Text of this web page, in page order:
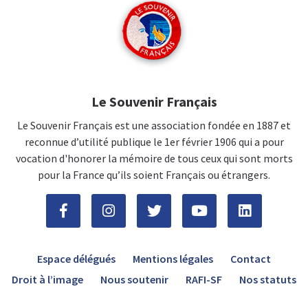
Le Souvenir Français
Le Souvenir Français est une association fondée en 1887 et
reconnue d’utilité publique le 1er février 1906 qui a pour
vocation d'honorer la mémoire de tous ceux qui sont morts
pour la France qu’ils soient Français ou étrangers.
Espace délégués Mentions légales
Contact
Droit à l’image
Nous soutenir RAFI-SF Nos statuts